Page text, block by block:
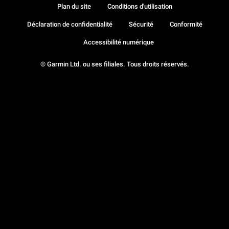
© Garmin Ltd. ou ses filiales. Tous droits réservés.
Plan du site Conditions d'utilisation
Déclaration de confidentialité Sécurité Conformité
Accessibilité numérique